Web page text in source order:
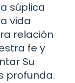
súplica
vida
relación
fe y
Su
profunda.